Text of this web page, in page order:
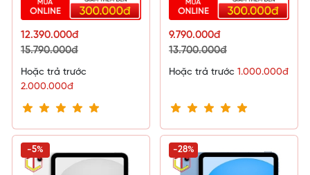
12.390.000đ
15.790.000đ
Hoặc trả trước
2.000.000đ
9.790.000đ
13.700.000đ
Hoặc trả trước 1.000.000đ
-5% -28%